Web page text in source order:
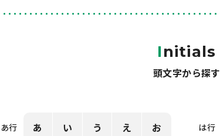
Initials
頭文字から探す
あ行 あ い う え お は行